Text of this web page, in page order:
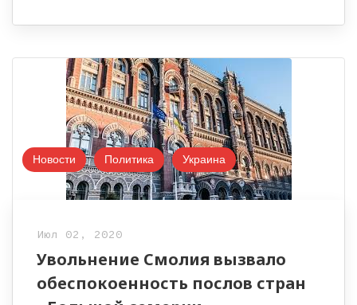
Новости Политика Украина
Июл 02, 2020
Увольнение Смолия вызвало
обеспокоенность послов стран